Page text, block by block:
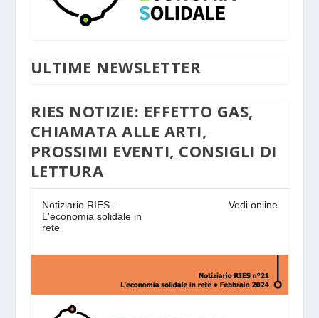
ULTIME NEWSLETTER
RIES NOTIZIE: EFFETTO GAS,
CHIAMATA ALLE ARTI,
PROSSIMI EVENTI, CONSIGLI DI
LETTURA